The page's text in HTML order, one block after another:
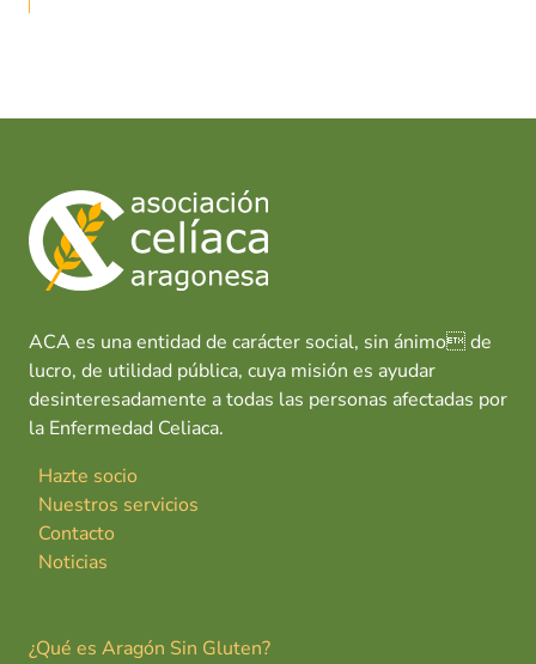
ACA es una entidad de carácter social, sin ánimo de
lucro, de utilidad pública, cuya misión es ayudar
desinteresadamente a todas las personas afectadas por
la Enfermedad Celiaca.
Hazte socio
Nuestros servicios
Contacto
Noticias
¿Qué es Aragón Sin Gluten?